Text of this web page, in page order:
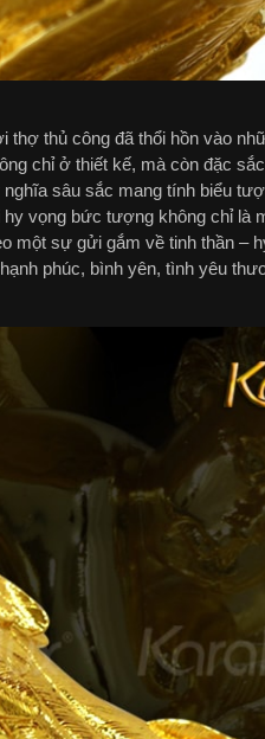
thủ công đã thổi hồn vào
chỉ ở thiết kế, mà còn đặc
sâu sắc mang tính biểu
vọng bức tượng không chỉ là
một sự gửi gắm về tinh thần –
phúc, bình yên, tình yêu